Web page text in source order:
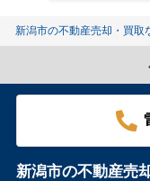
新潟市の不動産売却・買取
新潟市の不動産売